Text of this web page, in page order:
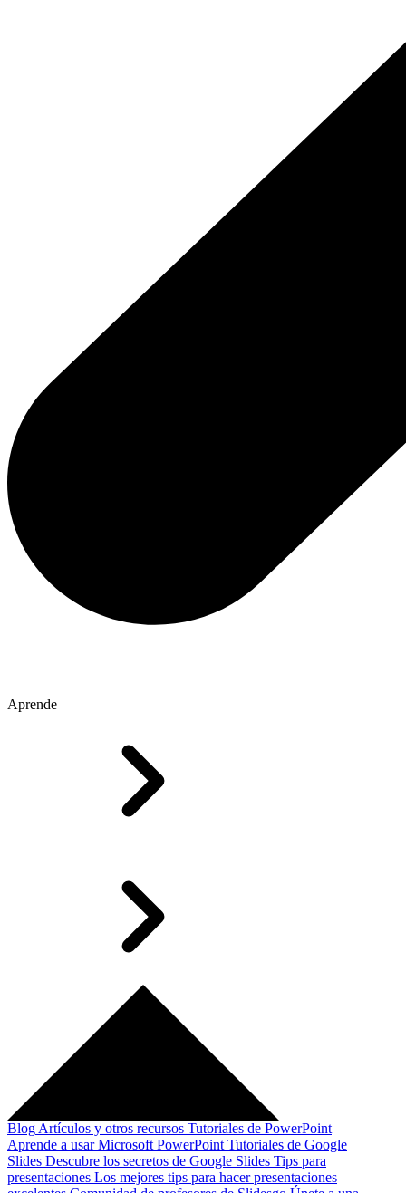
Aprende
Blog Artículos y otros recursos Tutoriales de PowerPoint
Aprende a usar Microsoft PowerPoint Tutoriales de Google
Slides Descubre los secretos de Google Slides Tips para
presentaciones Los mejores tips para hacer presentaciones